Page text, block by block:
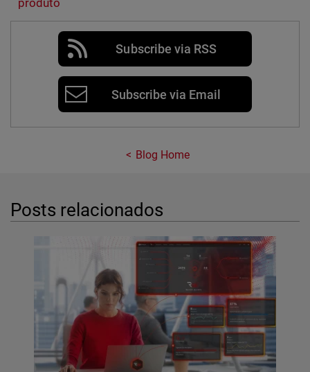
Subscribe via RSS
Subscribe via Email
Blog Home
Posts relacionados